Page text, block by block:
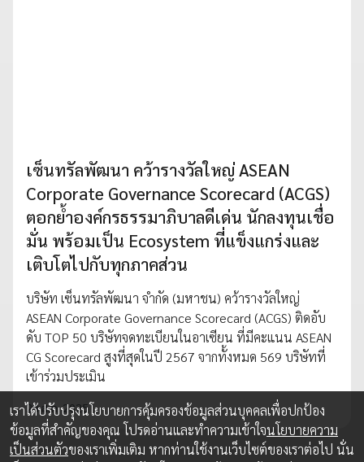
เซ็นทรัลพัฒนา คว้ารางวัลใหญ่ ASEAN
Corporate Governance Scorecard (ACGS)
ตอกย้ำองค์กรธรรมาภิบาลดีเด่น นักลงทุนเชื่อ
มั่น พร้อมเป็น Ecosystem ที่แข็งแกร่งและ
เติบโตไปกับทุกภาคส่วน
บริษัท เซ็นทรัลพัฒนา จำกัด (มหาชน) คว้ารางวัลใหญ่
ASEAN Corporate Governance Scorecard (ACGS) ติดอับ
ดับ TOP 50 บริษัทจดทะเบียนในอาเซียน ที่มีคะแนน ASEAN
CG Scorecard สูงที่สุดในปี 2567 จากทั้งหมด 569 บริษัทที่
เข้าร่วมประเมิน
28 ส.ค. 2025
เราได้ปรับปรุงนโยบายการคุ้มครองข้อมูลส่วนบุคคลเพื่อปกป้อง
ข้อมูลที่สำคัญของคุณ โปรดอ่านและทำความเข้าใจนโยบายความ
เป็นส่วนตัวของเราเพิ่มเติม หากท่านใช้งานเว็บไซต์ของเราต่อไป นั่น